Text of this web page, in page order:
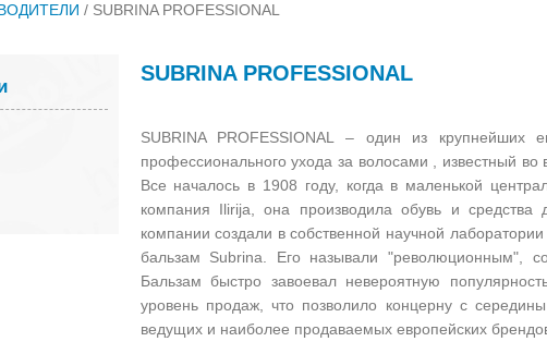
/ SUBRINA PROFESSIONAL
SUBRINA PROFESSIONAL
SUBRINA PROFESSIONAL – один из крупнейших
профессионального ухода за волосами , известный
Все началось в 1908 году, когда в маленькой
компания Ilirija, она производила обувь и
компании создали в собственной научной
бальзам Subrina. Его называли "революционным",
Бальзам быстро завоевал невероятную
уровень продаж, что позволило концерну с
ведущих и наиболее продаваемых европейских